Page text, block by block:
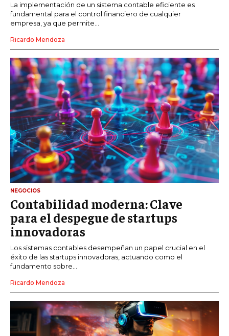
La implementación de un sistema contable eficiente es
fundamental para el control financiero de cualquier
empresa, ya que permite...
Ricardo Mendoza
NEGOCIOS
Contabilidad moderna: Clave
para el despegue de startups
innovadoras
Los sistemas contables desempeñan un papel crucial en el
éxito de las startups innovadoras, actuando como el
fundamento sobre...
Ricardo Mendoza